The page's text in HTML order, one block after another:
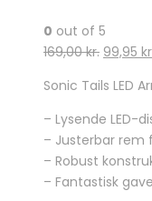
0 out of 5
169,00kr. Den
pris
var:
169,00
99,95
Sonic Tails
– Lysende LED-
– Justerbar
– Robust
– Fantastisk